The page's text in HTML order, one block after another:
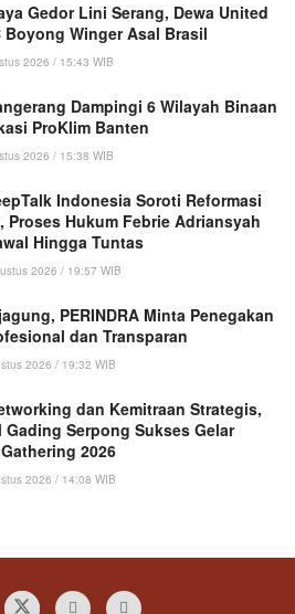
Gedor Lini Serang, Dewa United
Boyong Winger Asal Brasil
2026 / 15:43 WIB
Dampingi 6 Wilayah Binaan
ProKlim Banten
2026 / 15:38 WIB
Indonesia Soroti Reformasi
Proses Hukum Febrie Adriansyah
Hingga Tuntas
2026 / 19:57 WIB
PERINDRA Minta Penegakan
dan Transparan
2026 / 19:32 WIB
dan Kemitraan Strategis,
Gading Serpong Sukses Gelar
2026
2026 / 14:08 WIB